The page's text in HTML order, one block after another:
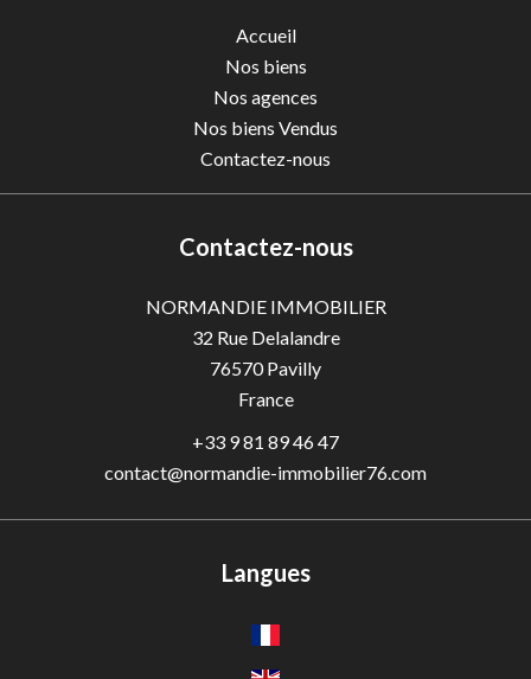
Accueil
Nos biens
Nos agences
Nos biens Vendus
Contactez-nous
Contactez-nous
NORMANDIE IMMOBILIER
32 Rue Delalandre
76570Pavilly
France
+33 9 81 89 46 47
contact@normandie-immobilier76.com
Langues